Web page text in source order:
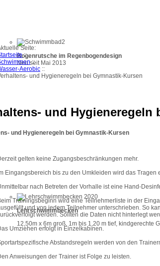
Bogenrutsche im Regenbogendesign
Neu seit Mai 2013
Lehrschwimmbecken
12,50m x 6m groß, 1m bis 1,20 m tief, kindgerechte
Seite:
::
::
Aerobic ::
und Hygieneregeln bei Gymnastik-Kursen
und Hygieneregeln
und Hygieneregeln bei Gymnastik-Kursen
gelten keine Zugangsbeschränkungen mehr.
Eingangsbereich bis zu den Umkleiden wird das
nach Betreten der Vorhalle ist eine Hand-
Trainingsbeginn wird eine Teilnehmerliste in der
und von jedem Teilnehmer unterschrieben. So
werden. Sollten die Daten nicht hinterlegt
Umziehen erfolgt in Einzelkabinen.
Abstandsregeln werden von den
Anweisungen der Trainer ist Folge zu leisten.